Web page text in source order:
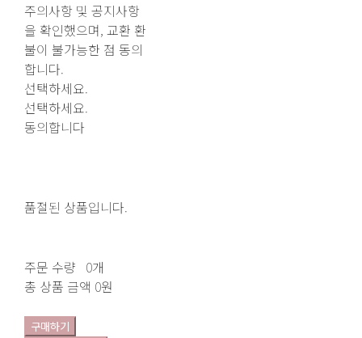
주의사항 및 공지사항
을 확인했으며, 교환 환
불이 불가능한 점 동의
합니다.
선택하세요.
선택하세요.
동의합니다
품절된 상품입니다.
주문 수량 0개
총 상품 금액 0원
구매하기